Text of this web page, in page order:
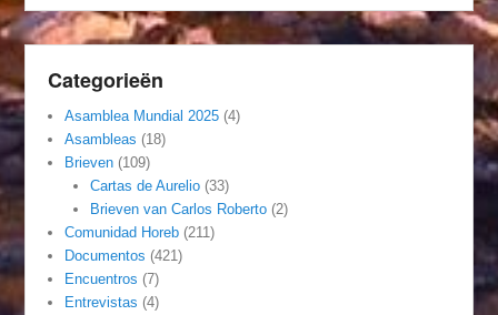
Categorieën
Asamblea Mundial 2025 (4)
Asambleas (18)
Brieven (109)
Cartas de Aurelio(33)
Brieven van Carlos Roberto(2)
Comunidad Horeb (211)
Documentos (421)
Encuentros (7)
Entrevistas (4)